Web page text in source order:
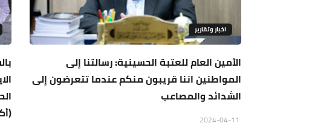
اخبار وتقارير
الأمين العام للعتبة الحسينية: رسالتنا إلى
المواطنين اننا قريبون منكم عندما تتعرضون إلى
الشدائد والمصاعب